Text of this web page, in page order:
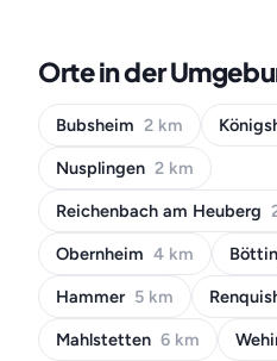
Orte in der
Bubsheim 2 km
Nusplingen 2 km
Reichenbach am Heuberg
Obernheim 4 km
Hammer 5 km
Mahlstetten 6 km